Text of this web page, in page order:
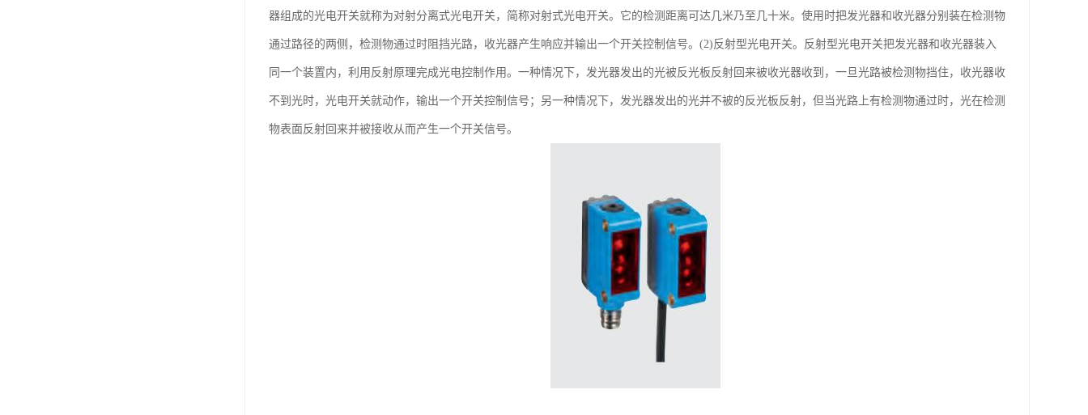
器组成的光电开关就称为对射分离式光电开关，简称对射式光电开关。它的检测距离可达几米乃至几十米。使用时把发光器和收光器分别装在检测物
通过路径的两侧，检测物通过时阻挡光路，收光器产生响应并输出一个开关控制信号。(2)反射型光电开关。反射型光电开关把发光器和收光器装入
同一个装置内，利用反射原理完成光电控制作用。一种情况下，发光器发出的光被反光板反射回来被收光器收到，一旦光路被检测物挡住，收光器收
不到光时，光电开关就动作，输出一个开关控制信号；另一种情况下，发光器发出的光并不被的反光板反射，但当光路上有检测物通过时，光在检测
物表面反射回来并被接收从而产生一个开关信号。